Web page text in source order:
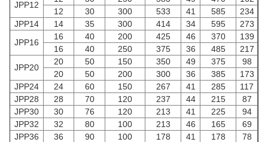
JPP12
12
30 300 533 41 585
234
JPP14
14 35 300 414 34 595
273
JPP16
16 40 200 425 46 370
139
16
40 250 375 36 485
217
JPP20
20 50 150 350 49 375
98
20
50 200 300 36 385
173
JPP24
24 60 150 267 41 285
117
JPP28
28 70 120 237 44 215
87
JPP30
30 76 120 213 41 225
94
JPP32
32 80 100 213 46 165
69
JPP36
36 90 100 178 41 178
78